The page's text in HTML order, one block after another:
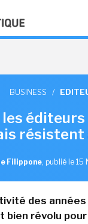
BUSINESS /
les
résistent
Filippone, publié le 15
des
bien révolu